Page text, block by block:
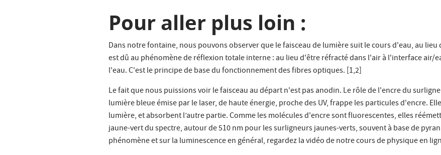
Pour aller plus loin :
Dans notre fontaine, nous pouvons observer que le faisceau de lumière suit le cours d'eau, au lieu
est dû au phénomène de réflexion totale interne : au lieu d'être réfracté dans l'air à l'interface air/
l'eau. C'est le principe de base du fonctionnement des fibres optiques. [1,2]
Le fait que nous puissions voir le faisceau au départ n'est pas anodin. Le rôle de l'encre du
lumière bleue émise par le laser, de haute énergie, proche des UV, frappe les particules d'encre.
lumière, et absorbent l’autre partie. Comme les molécules d'encre sont fluorescentes, elles
jaune-vert du spectre, autour de 510 nm pour les surligneurs jaunes-verts, souvent à base de
phénomène et sur la luminescence en général, regardez la vidéo de notre cours de physique en